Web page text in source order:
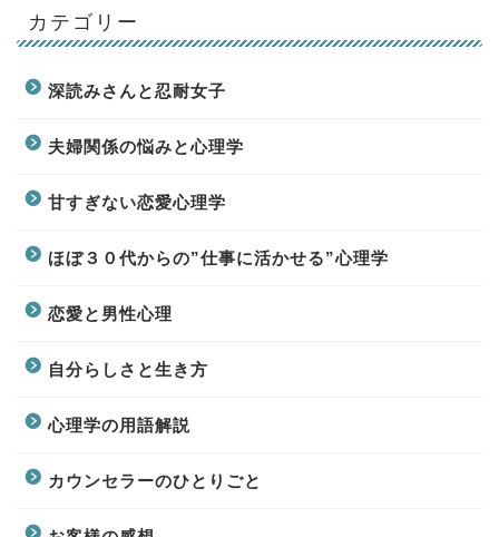
カテゴリー
深読みさんと忍耐女子
夫婦関係の悩みと心理学
甘すぎない恋愛心理学
ほぼ３０代からの”仕事に活かせる”心理学
恋愛と男性心理
自分らしさと生き方
心理学の用語解説
カウンセラーのひとりごと